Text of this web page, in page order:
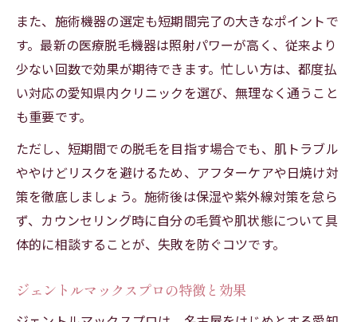
また、施術機器の選定も短期間完了の大きなポイントで
す。最新の医療脱毛機器は照射パワーが高く、従来より
少ない回数で効果が期待できます。忙しい方は、都度払
い対応の愛知県内クリニックを選び、無理なく通うこと
も重要です。
ただし、短期間での脱毛を目指す場合でも、肌トラブル
ややけどリスクを避けるため、アフターケアや日焼け対
策を徹底しましょう。施術後は保湿や紫外線対策を怠ら
ず、カウンセリング時に自分の毛質や肌状態について具
体的に相談することが、失敗を防ぐコツです。
ジェントルマックスプロの特徴と効果